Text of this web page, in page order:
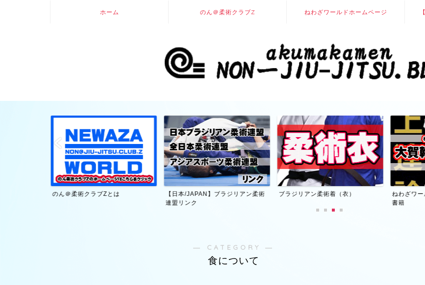
ホーム のん＠柔術クラブZ ねわざワールドホームページ
のん＠柔術クラブZとは
【日本/JAPAN】ブラジリアン柔術
連盟リンク
ブラジリアン柔術着（衣）
ねわざワ
書籍
― CATEGORY ―
食について